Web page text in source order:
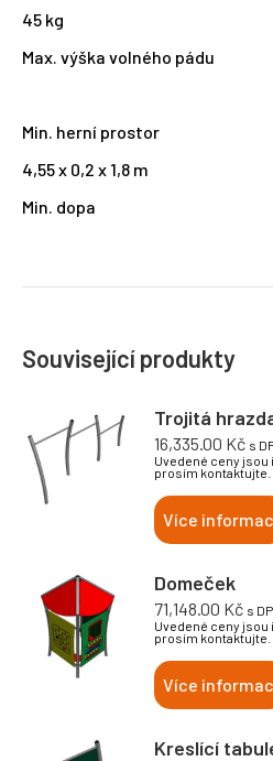
45 kg
Max. výška volného pádu
Min. herní prostor
4,55 x 0,2 x 1,8 m
Min. dopa
Související produkty
Trojitá
16,335.00 Kč s
Uvedené ceny jsou
prosím kontaktujte.
Více
Domeček
71,148.00 Kč s
Uvedené ceny jsou
prosím kontaktujte.
Více
Kreslící